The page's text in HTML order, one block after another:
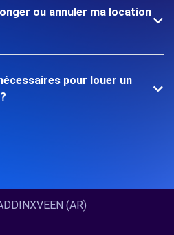
ou annuler ma location
pour louer un
(AR)